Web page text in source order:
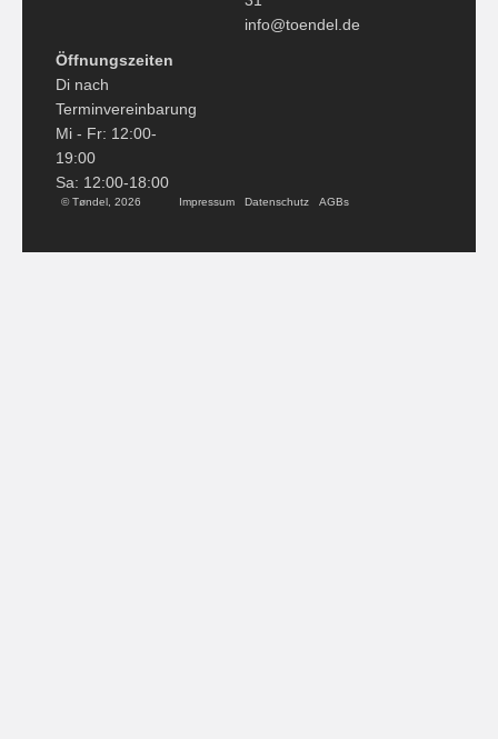
info@toendel.de
Öffnungszeiten
Di nach
Terminvereinbarung
Mi - Fr: 12:00-
19:00
Sa: 12:00-18:00
© Tøndel, 2026 Impressum Datenschutz AGBs